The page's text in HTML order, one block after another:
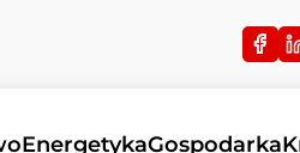
EnergetykaGospodarka